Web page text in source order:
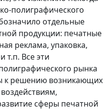
полиграфического
отдельные
продукции: печатные
реклама, упаковка,
т.п. Все эти
рынка
к решению возникающих
сферы печатной